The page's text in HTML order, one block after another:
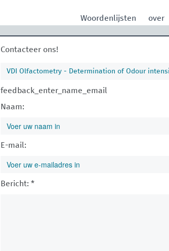
Woordenlijsten over
Contacteer ons!
VDI Olfactometry - Determination of Odour
feedback_enter_name_email
Naam:
E-mail:
Bericht: *